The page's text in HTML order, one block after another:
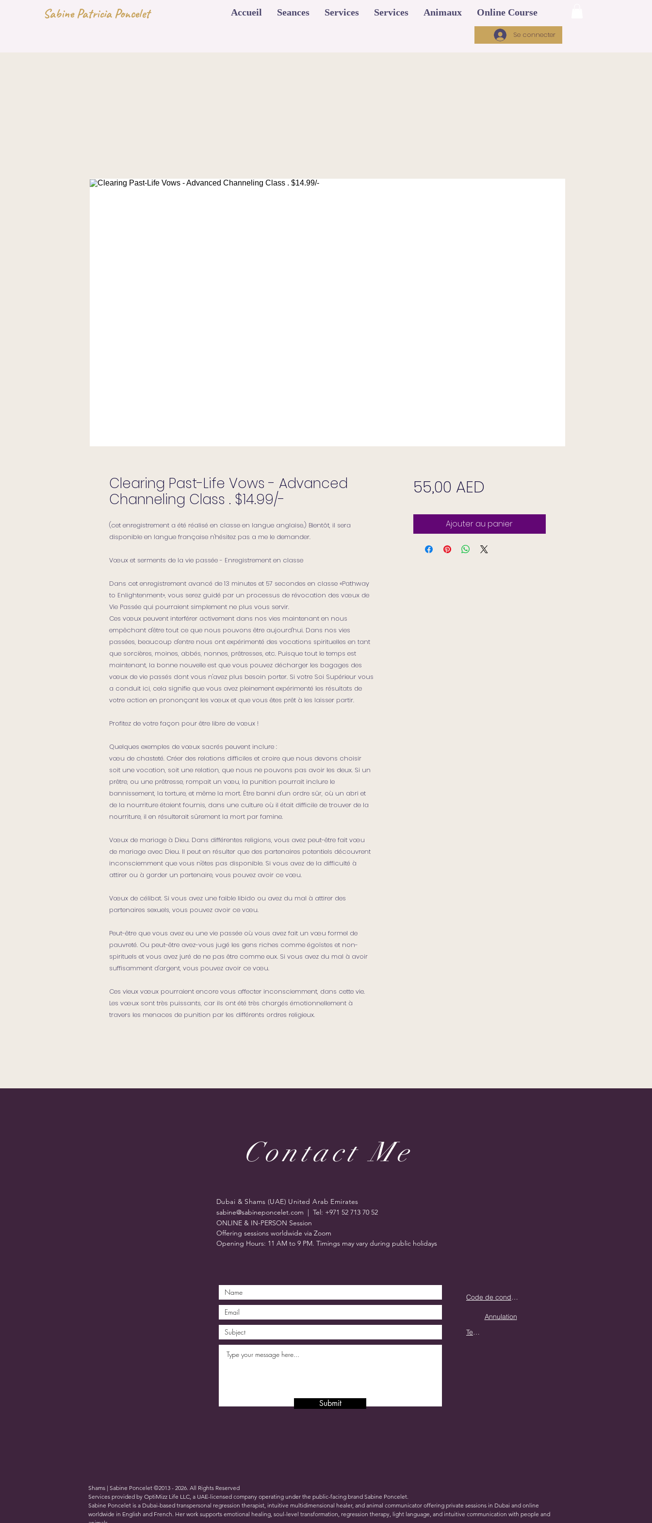
Sabine Patricia Poncelet Accueil Seances Services Services Animaux Online Course
Se connecter
Clearing Past-Life Vows - Advanced
Channeling Class . $14.99/-
(cet enregistrement a été réalisé en classe en langue anglaise.) Bientôt, il sera
disponible en langue française n'hésitez pas a me le demander.
Vœux et serments de la vie passée - Enregistrement en classe
Dans cet enregistrement avancé de 13 minutes et 57 secondes en classe «Pathway
to Enlightenment», vous serez guidé par un processus de révocation des vœux de
Vie Passée qui pourraient simplement ne plus vous servir.
Ces vœux peuvent interférer activement dans nos vies maintenant en nous
empêchant d'être tout ce que nous pouvons être aujourd'hui. Dans nos vies
passées, beaucoup d'entre nous ont expérimenté des vocations spirituelles en tant
que sorcières, moines, abbés, nonnes, prêtresses, etc. Puisque tout le temps est
maintenant, la bonne nouvelle est que vous pouvez décharger les bagages des
vœux de vie passés dont vous n'avez plus besoin porter. Si votre Soi Supérieur vous
a conduit ici, cela signifie que vous avez pleinement expérimenté les résultats de
votre action en prononçant les vœux et que vous êtes prêt à les laisser partir.
Profitez de votre façon pour être libre de vœux !
Quelques exemples de vœux sacrés peuvent inclure :
vœu de chasteté. Créer des relations difficiles et croire que nous devons choisir
soit une vocation, soit une relation, que nous ne pouvons pas avoir les deux. Si un
prêtre, ou une prêtresse, rompait un vœu, la punition pourrait inclure le
bannissement, la torture, et même la mort. Être banni d'un ordre sûr, où un abri et
de la nourriture étaient fournis, dans une culture où il était difficile de trouver de la
nourriture, il en résulterait sûrement la mort par famine.
Vœux de mariage à Dieu. Dans différentes religions, vous avez peut-être fait vœu
de mariage avec Dieu. Il peut en résulter que des partenaires potentiels découvrent
inconsciemment que vous n'êtes pas disponible. Si vous avez de la difficulté à
attirer ou à garder un partenaire, vous pouvez avoir ce vœu.
Vœux de célibat. Si vous avez une faible libido ou avez du mal à attirer des
partenaires sexuels, vous pouvez avoir ce vœu.
Peut-être que vous avez eu une vie passée où vous avez fait un vœu formel de
pauvreté. Ou peut-être avez-vous jugé les gens riches comme égoïstes et non-
spirituels et vous avez juré de ne pas être comme eux. Si vous avez du mal à avoir
suffisamment d'argent, vous pouvez avoir ce vœu.
Ces vieux vœux pourraient encore vous affecter inconsciemment, dans cette vie.
Les vœux sont très puissants, car ils ont été très chargés émotionnellement à
travers les menaces de punition par les différents ordres religieux.
55,00 AEDPrix
Ajouter au panier
Contact Me
Dubai & Shams (UAE) United Arab Emirates
sabine@sabineponcelet.com | Tel: +971 52 713 70 52
ONLINE & IN-PERSON Session
Offering sessions worldwide via Zoom
Opening Hours: 11 AM to 9 PM. Timings may vary during public holidays
Submit
Code de conduite
Annulation
Termes et Conditions
Shams | Sabine Poncelet ©2013 - 2026. All Rights Reserved
Services provided by OptiMizz Life LLC, a UAE-licensed company operating under the public-facing brand Sabine Poncelet.
Sabine Poncelet is a Dubai-based transpersonal regression therapist, intuitive multidimensional healer, and animal communicator offering private sessions in Dubai and online
worldwide in English and French. Her work supports emotional healing, soul-level transformation, regression therapy, light language, and intuitive communication with people and